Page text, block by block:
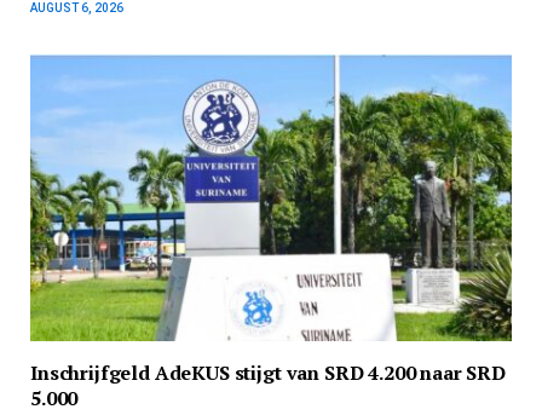
AUGUST 6, 2026
Inschrijfgeld AdeKUS stijgt van SRD 4.200 naar SRD
5.000